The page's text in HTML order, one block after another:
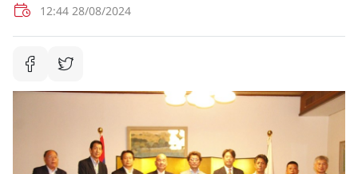
12:44 28/08/2024